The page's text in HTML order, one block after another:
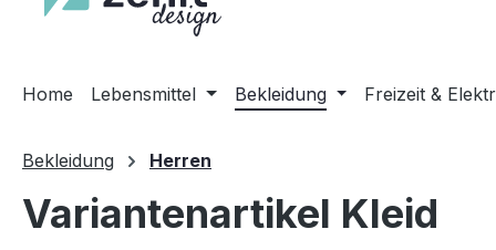
Home Lebensmittel Bekleidung Freizeit &
Bekleidung Herren
Variantenartikel Kleid